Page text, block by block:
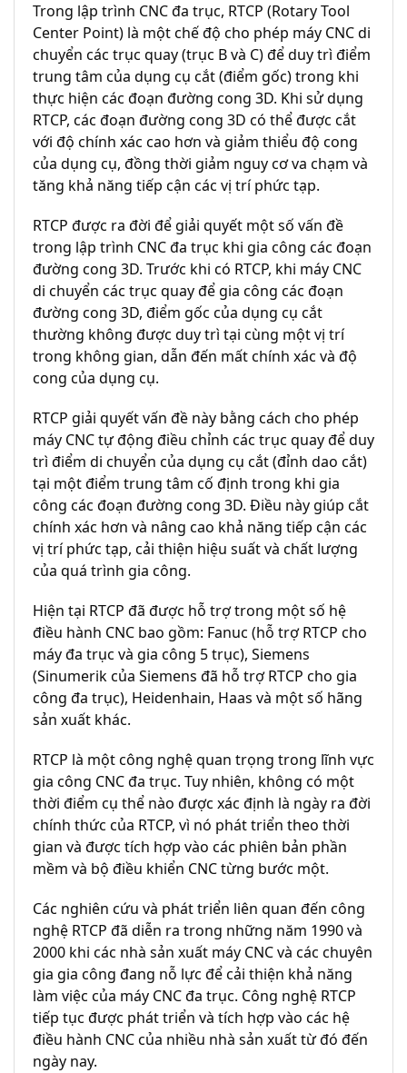
Trong lập trình CNC đa trục, RTCP (Rotary Tool
Center Point) là một chế độ cho phép máy CNC di
chuyển các trục quay (trục B và C) để duy trì điểm
trung tâm của dụng cụ cắt (điểm gốc) trong khi
thực hiện các đoạn đường cong 3D. Khi sử dụng
RTCP, các đoạn đường cong 3D có thể được cắt
với độ chính xác cao hơn và giảm thiểu độ cong
của dụng cụ, đồng thời giảm nguy cơ va chạm và
tăng khả năng tiếp cận các vị trí phức tạp.
RTCP được ra đời để giải quyết một số vấn đề
trong lập trình CNC đa trục khi gia công các đoạn
đường cong 3D. Trước khi có RTCP, khi máy CNC
di chuyển các trục quay để gia công các đoạn
đường cong 3D, điểm gốc của dụng cụ cắt
thường không được duy trì tại cùng một vị trí
trong không gian, dẫn đến mất chính xác và độ
cong của dụng cụ.
RTCP giải quyết vấn đề này bằng cách cho phép
máy CNC tự động điều chỉnh các trục quay để duy
trì điểm di chuyển của dụng cụ cắt (đỉnh dao cắt)
tại một điểm trung tâm cố định trong khi gia
công các đoạn đường cong 3D. Điều này giúp cắt
chính xác hơn và nâng cao khả năng tiếp cận các
vị trí phức tạp, cải thiện hiệu suất và chất lượng
của quá trình gia công.
Hiện tại RTCP đã được hỗ trợ trong một số hệ
điều hành CNC bao gồm: Fanuc (hỗ trợ RTCP cho
máy đa trục và gia công 5 trục), Siemens
(Sinumerik của Siemens đã hỗ trợ RTCP cho gia
công đa trục), Heidenhain, Haas và một số hãng
sản xuất khác.
RTCP là một công nghệ quan trọng trong lĩnh vực
gia công CNC đa trục. Tuy nhiên, không có một
thời điểm cụ thể nào được xác định là ngày ra đời
chính thức của RTCP, vì nó phát triển theo thời
gian và được tích hợp vào các phiên bản phần
mềm và bộ điều khiển CNC từng bước một.
Các nghiên cứu và phát triển liên quan đến công
nghệ RTCP đã diễn ra trong những năm 1990 và
2000 khi các nhà sản xuất máy CNC và các chuyên
gia gia công đang nỗ lực để cải thiện khả năng
làm việc của máy CNC đa trục. Công nghệ RTCP
tiếp tục được phát triển và tích hợp vào các hệ
điều hành CNC của nhiều nhà sản xuất từ đó đến
ngày nay.